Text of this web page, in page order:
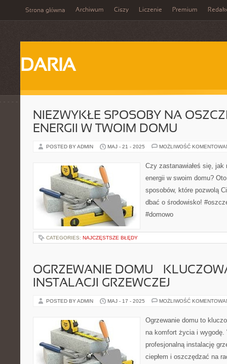
Strona główna Archiwum Ciszy Liczenie Premium
DARIA
NIEZWYKŁE SPOSOBY NA
ENERGII W TWOIM DOMU
POSTED BY ADMIN MAJ - 21 - 2025 MOŻLIWOŚĆ
Czy zastanawiałeś się,
energii w swoim domu?
sposobów, które pozwolą
dbać o środowisko!
#domowo
CATEGORIES: NAJCZĘSTSZE BŁĘDY
OGRZEWANIE DOMU –
INSTALACJI GRZEWCZEJ
POSTED BY ADMIN MAJ - 17 - 2025 MOŻLIWOŚĆ
Ogrzewanie domu to
na komfort życia i wygodę.
profesjonalną instalację
ciepłem i oszczędzać na